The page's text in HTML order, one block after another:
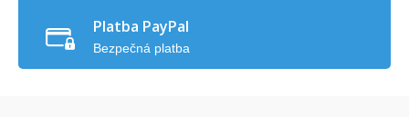
Platba PayPal
Bezpečná platba